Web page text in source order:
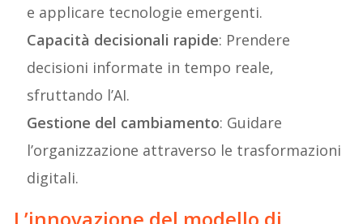
e applicare tecnologie emergenti.
Capacità decisionali rapide: Prendere
decisioni informate in tempo reale,
sfruttando l’AI.
Gestione del cambiamento: Guidare
l’organizzazione attraverso le trasformazioni
digitali.
L’innovazione del modello di